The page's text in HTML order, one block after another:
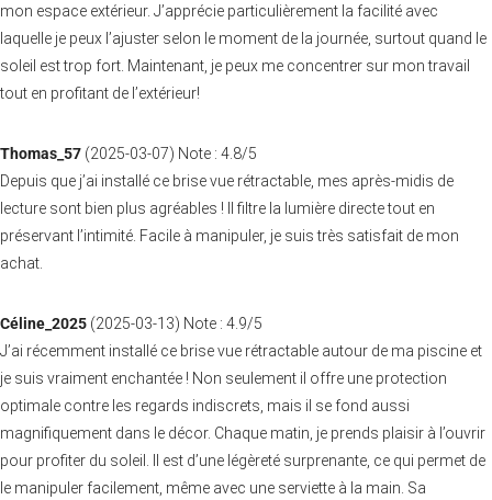
mon espace extérieur. J’apprécie particulièrement la facilité avec
laquelle je peux l’ajuster selon le moment de la journée, surtout quand le
soleil est trop fort. Maintenant, je peux me concentrer sur mon travail
tout en profitant de l’extérieur!
Thomas_57 (2025-03-07) Note : 4.8/5
Depuis que j’ai installé ce brise vue rétractable, mes après-midis de
lecture sont bien plus agréables ! Il filtre la lumière directe tout en
préservant l’intimité. Facile à manipuler, je suis très satisfait de mon
achat.
Céline_2025 (2025-03-13) Note : 4.9/5
J’ai récemment installé ce brise vue rétractable autour de ma piscine et
je suis vraiment enchantée ! Non seulement il offre une protection
optimale contre les regards indiscrets, mais il se fond aussi
magnifiquement dans le décor. Chaque matin, je prends plaisir à l’ouvrir
pour profiter du soleil. Il est d’une légèreté surprenante, ce qui permet de
le manipuler facilement, même avec une serviette à la main. Sa